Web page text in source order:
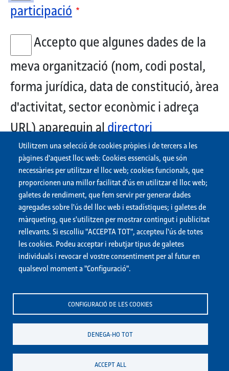
participació
Accepto que algunes dades de la
meva organització (nom, codi postal,
forma jurídica, data de constitució, àrea
d'activitat, sector econòmic i adreça
URL) apareguin aldirectori
Matchimpulsa
Utilitzem una selecció de cookies pròpies i de tercers a les
pàgines d'aquest lloc web: Cookies essencials, que són
necessàries per utilitzar el lloc web; cookies funcionals, que
proporcionen una millor facilitat d'ús en utilitzar el lloc web;
galetes de rendiment, que fem servir per generar dades
agregades sobre l'ús del lloc web i estadístiques; i galetes de
màrqueting, que s'utilitzen per mostrar contingut i publicitat
rellevants. Si escolliu "ACCEPTA TOT", accepteu l'ús de totes
les cookies. Podeu acceptar i rebutjar tipus de galetes
individuals i revocar el vostre consentiment per al futur en
qualsevol moment a "Configuració".
CONFIGURACIÓ DE LES COOKIES
DENEGA-HO TOT
ACCEPT ALL